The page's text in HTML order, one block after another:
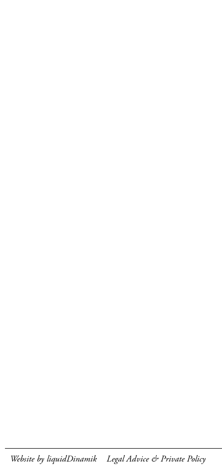
Website by liquidDinamik Legal Advice & Private Policy